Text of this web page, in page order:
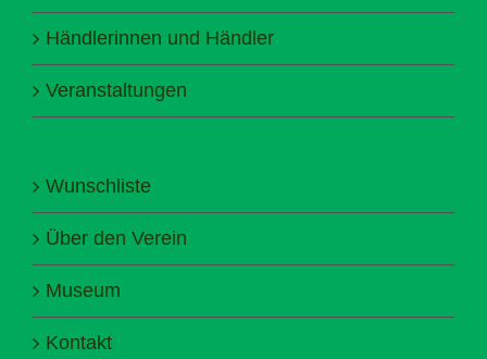
Händlerinnen und Händler
Veranstaltungen
Wunschliste
Über den Verein
Museum
Kontakt